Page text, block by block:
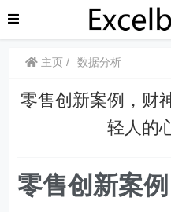
主页 数据分析
零售创新案例，财
轻人的
零售创新案